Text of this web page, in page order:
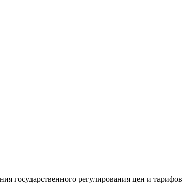
государственного регулирования цен и тарифов